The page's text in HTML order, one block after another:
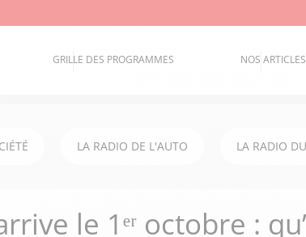
GRILLE DES PROGRAMMES NOS ARTICLES
LA RADIO DE L'AUTO LA RADIO
le 1ᵉʳ octobre :